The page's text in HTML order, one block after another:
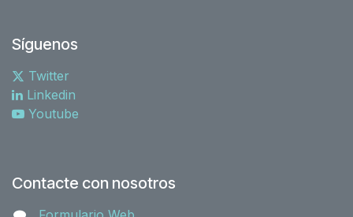
Síguenos
Twitter
Linkedin
Youtube
Contacte con nosotros